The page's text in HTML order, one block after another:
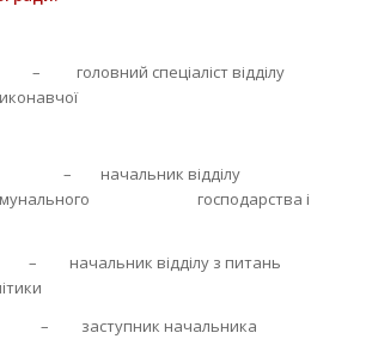
– головний спеціаліст відділу
– начальник відділу
комунального господарства і
відділу з питань
– заступник начальника